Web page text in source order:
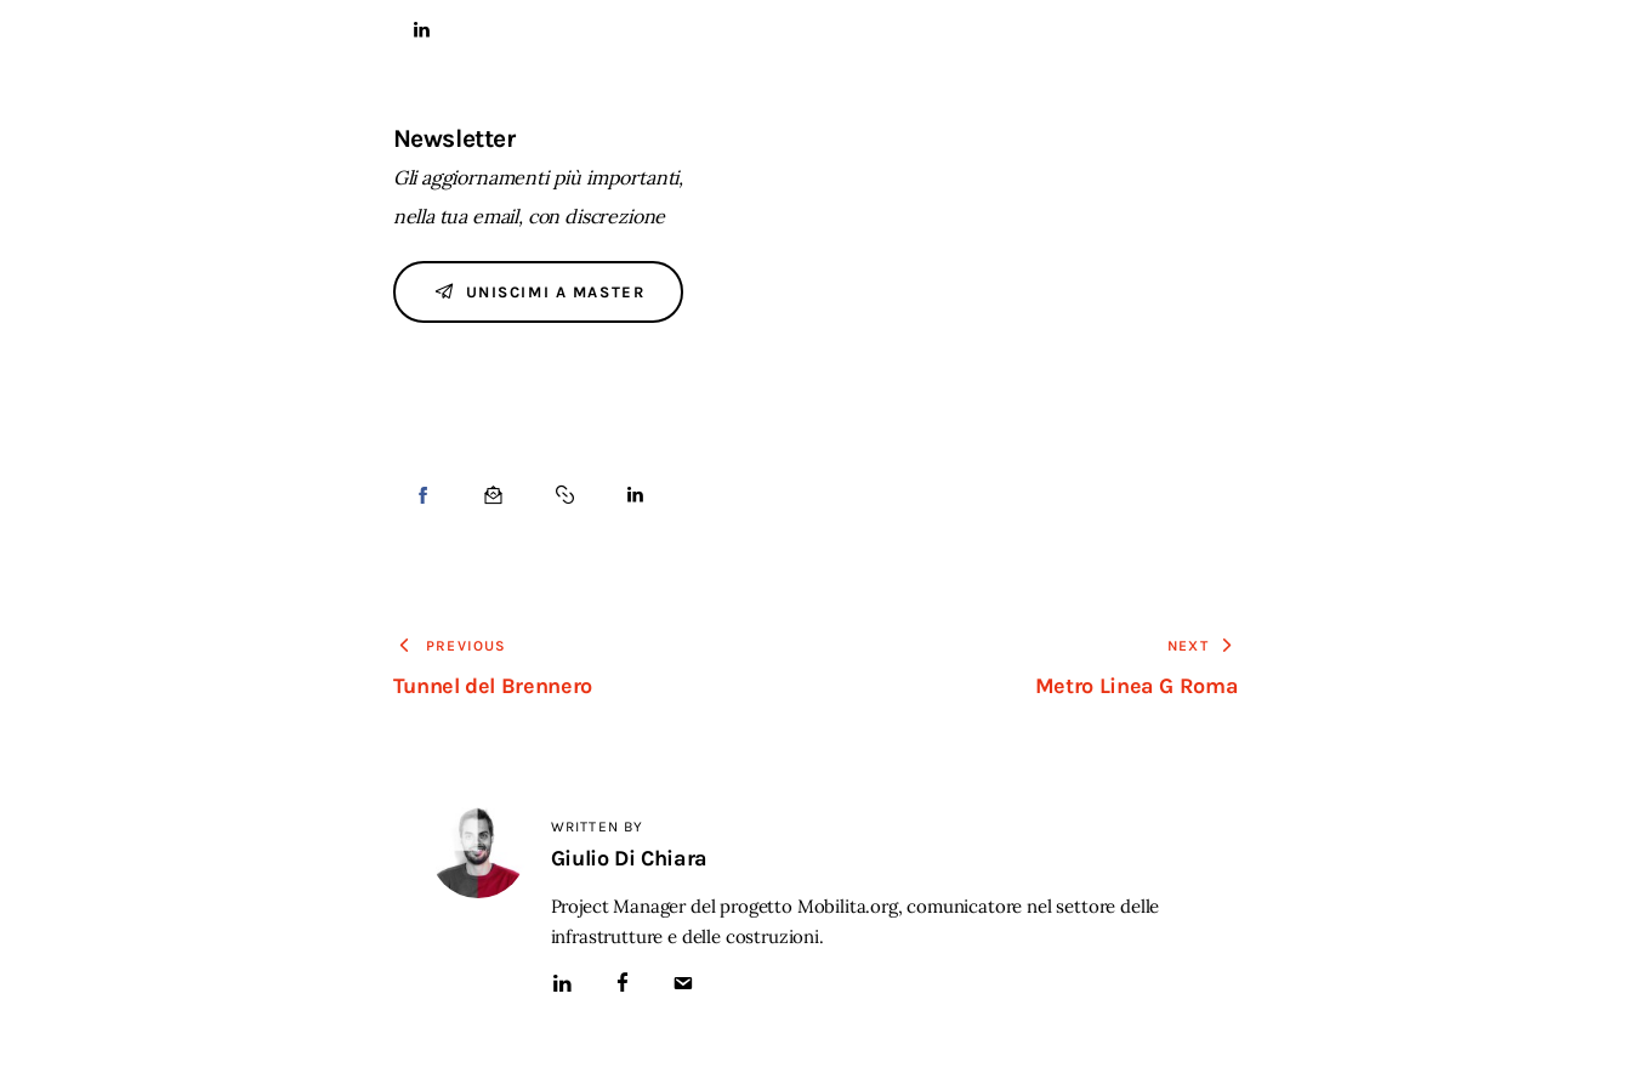
Newsletter
Gli aggiornamenti più importanti,
nella tua email, con discrezione
UNISCIMI A MASTER
PREVIOUS
Tunnel del Brennero
NEXT
Metro Linea G Roma
WRITTEN BY
Giulio Di Chiara
Project Manager del progetto Mobilita.org, comunicatore nel settore delle
infrastrutture e delle costruzioni.